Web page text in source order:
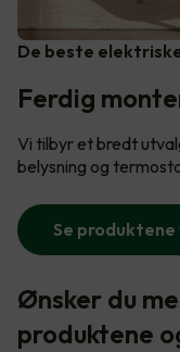
De beste
Ferdig
Vi tilbyr et bredt
belysning og
Se produktene
Ønsker du
produktene